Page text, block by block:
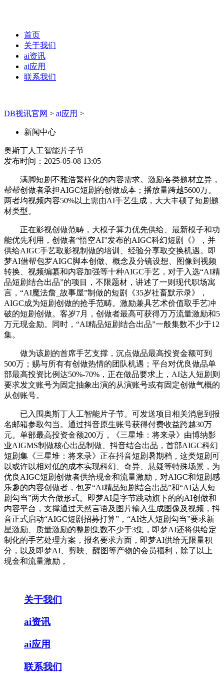
首页
关于我们
ai资讯
ai应用
联系我们
DB视讯官网 > ai应用 >
新闻中心
奥斯丁人工智能片子节
发布时间：2025-05-08 13:05
满脚短剧不雅浩繁样化的内容需求。激励各类题材立异，
帮帮创做者承担AIGC短剧的创做成本；播放量跨越5600万。
两者均视频内容50%以上需由AI手艺生成，大大丰硕了短剧题
材类型。
正在影视创做范畴，大模子算力优先供给、最新模子和功
能优先利用，创做者“悟空AI”发布的AIGC科幻短剧《》，并
供给AIGC手艺取影视制做的培训、经验分享取交换机遇。即
梦AI借帮包罗AIGC脚本创做、概念及分镜设想、图像到视频
转换、视频编纂和内容加强等十种AIGC手艺，对于入选“AI精
品短剧结合出品”的项目，不限题材，讲述了一则现代职场寓
言，“AI魔法詹_故事屋”制做的短剧《35岁社畜默示录》，
AIGC成为短剧创做的抢手范畴。激励兼具艺术价值取手艺冲
破的短剧创做。客岁7月，创做者最高可获得万万流量激励和5
万元现金励。同时，“AI精品短剧结合出品”一般集数不少于12
集。
做为该剧的首席手艺支撑，沉点做品最高投资金额可到
500万；赐与所有有创做热情的团队机遇；平台对优良做品单
部最高投资比例达50%-70%，正在做品要求上，AI达人短剧则
要求发文账号为固定抽象出演的从演账号或有固定创做气概的
从创账号。
已入围奥斯丁人工智能片子节。可发送项目相关消息到报
名邮箱参取勾当。通过抖音原生账号获得付费收益跨越30万
元。单部最高投资金额200万，《三星堆：将来录》由博纳影
业AIGMS制做核心出品制做、抖音结合出品，首部AIGC科幻
短剧集《三星堆：将来录》正在抖音短剧暑期档，这类短剧可
以或许以相对低的成本实现科幻、奇异、悬疑等特殊场景，为
优良AIGC短剧创做者供给现金和流量激励，对AIGC和短剧感
乐趣的内容创做者，包罗“AI精品短剧结合出品”和“AI达人短
剧勾当”两大合做形式。即梦AI是字节跳动旗下的的AI创做和
内容平台，支撑通过天然言语及图片输入生成图像及视频，抖
音正式启动“AIGC短剧招募打算”，“AI达人短剧勾当”要求新
星激励、质量激励的整剧集数不少于3集，即梦AI还将供给定
制化的手艺处理方案，报名要求方面，即梦AI供给无限量积
分，以及即梦AI、剪映、醒图等产物的会员福利，除了以上
现金和流量激励，
关于我们
ai资讯
ai应用
联系我们